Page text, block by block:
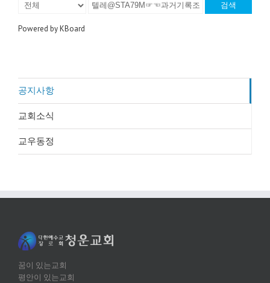
검색
Powered by KBoard
공지사항
교회소식
교우동정
꿈이 있는교회
평안이 있는교회